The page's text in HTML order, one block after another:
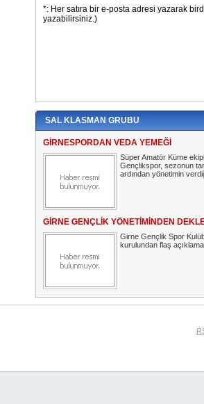
SAL KLASMAN GRUBU
GİRNESPORDAN VEDA YEMEĞİ
Süper Amatör Küme
Gençlikspor, sezonun
ardından yönetimin
GİRNE GENÇLİK YÖNETİMİNDEN
Girne Gençlik Spor
kurulundan flaş